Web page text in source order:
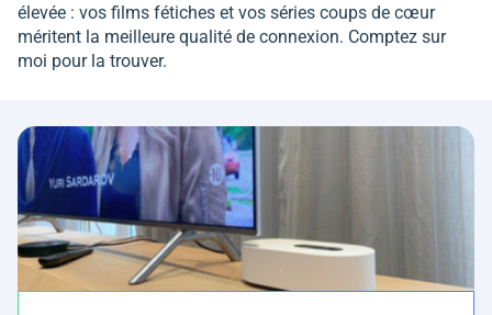
élevée : vos films fétiches et vos séries coups de cœur
méritent la meilleure qualité de connexion. Comptez sur
moi pour la trouver.